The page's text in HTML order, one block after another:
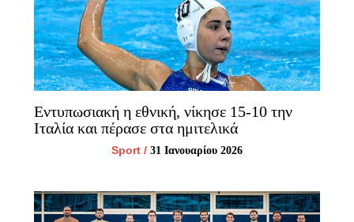
Εντυπωσιακή η εθνική, νίκησε 15-10 την
Ιταλία και πέρασε στα ημιτελικά
Sport / 31 Ιανουαρίου 2026